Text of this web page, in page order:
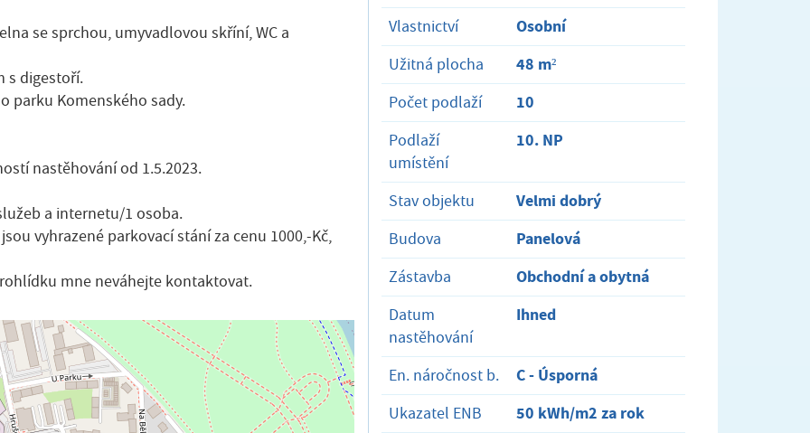
se sprchou, umyvadlovou skříní, WC a
s digestoří.
parku Komenského sady.
nastěhování od 1.5.2023.
a internetu/1 osoba.
vyhrazené parkovací stání za cenu 1000,-Kč,
mne neváhejte kontaktovat.
Vlastnictví Osobní
Užitná plocha 48 m²
Počet podlaží 10
Podlaží
umístění
10. NP
Stav objektu Velmi dobrý
Budova Panelová
Zástavba Obchodní a obytná
Datum
nastěhování
Ihned
En. náročnost b. C - Úsporná
Ukazatel ENB 50 kWh/m2 za rok